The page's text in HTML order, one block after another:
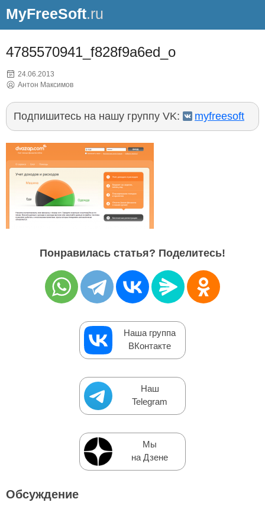
MyFreeSoft.ru
4785570941_f828f9a6ed_o
24.06.2013
Антон Максимов
Подпишитесь на нашу группу VK: myfreesoft
Понравилась статья? Поделитесь!
Наша группа
ВКонтакте
Наш
Telegram
Мы
на Дзене
Обсуждение